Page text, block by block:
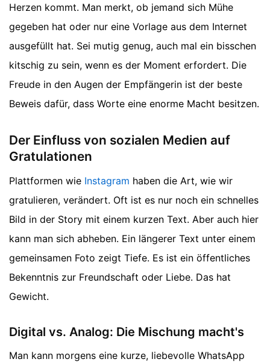
Herzen kommt. Man merkt, ob jemand sich Mühe
gegeben hat oder nur eine Vorlage aus dem Internet
ausgefüllt hat. Sei mutig genug, auch mal ein bisschen
kitschig zu sein, wenn es der Moment erfordert. Die
Freude in den Augen der Empfängerin ist der beste
Beweis dafür, dass Worte eine enorme Macht besitzen.
Der Einfluss von sozialen Medien auf
Gratulationen
Plattformen wie Instagram haben die Art, wie wir
gratulieren, verändert. Oft ist es nur noch ein schnelles
Bild in der Story mit einem kurzen Text. Aber auch hier
kann man sich abheben. Ein längerer Text unter einem
gemeinsamen Foto zeigt Tiefe. Es ist ein öffentliches
Bekenntnis zur Freundschaft oder Liebe. Das hat
Gewicht.
Digital vs. Analog: Die Mischung macht's
Man kann morgens eine kurze, liebevolle WhatsApp